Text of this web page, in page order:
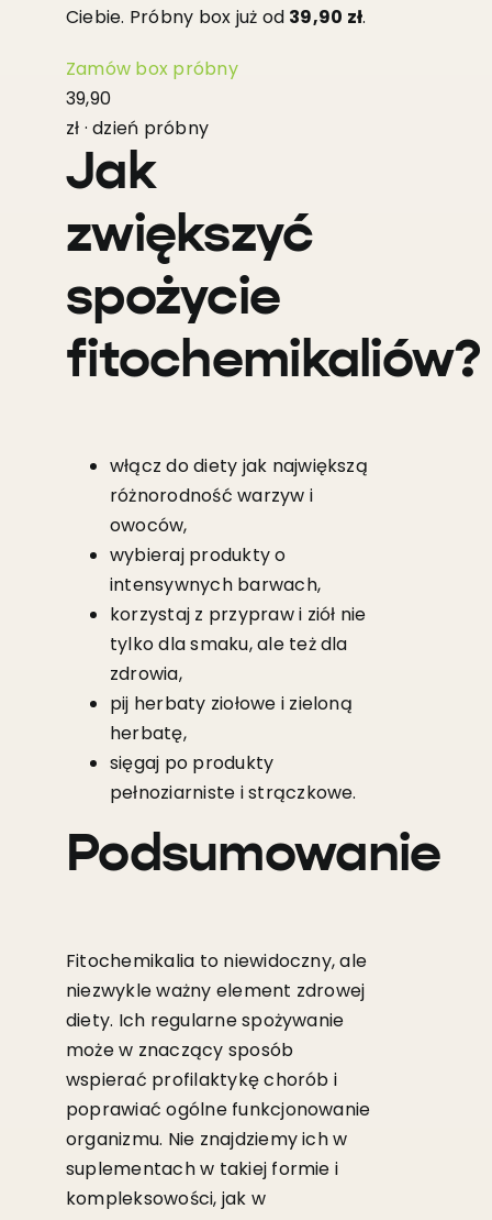
Ciebie. Próbny box już od 39,90 zł.
Zamów box próbny
39,90
zł · dzień próbny
Jak
zwiększyć
spożycie
fitochemikaliów?
włącz do diety jak największą
różnorodność warzyw i
owoców,
wybieraj produkty o
intensywnych barwach,
korzystaj z przypraw i ziół nie
tylko dla smaku, ale też dla
zdrowia,
pij herbaty ziołowe i zieloną
herbatę,
sięgaj po produkty
pełnoziarniste i strączkowe.
Podsumowanie
Fitochemikalia to niewidoczny, ale
niezwykle ważny element zdrowej
diety. Ich regularne spożywanie
może w znaczący sposób
wspierać profilaktykę chorób i
poprawiać ogólne funkcjonowanie
organizmu. Nie znajdziemy ich w
suplementach w takiej formie i
kompleksowości, jak w